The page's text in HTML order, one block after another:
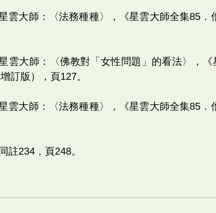
雲大師：〈法務種種〉，《星雲大師全集85
雲大師：〈佛教對「女性問題」的看法〉，
訂版），頁127。
雲大師：〈法務種種〉，《星雲大師全集85
註234，頁248。